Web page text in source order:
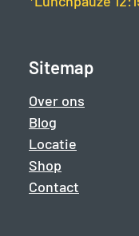
Sitemap
Over ons
Blog
Locatie
Shop
Contact